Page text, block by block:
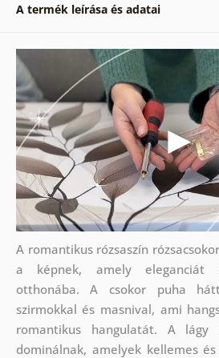
A termék leírása és adatai
A romantikus rózsaszín
a képnek, amely eleganciát
otthonába. A csokor puha
szirmokkal és masnival, ami
romantikus hangulatát. A lágy
dominálnak, amelyek kellemes